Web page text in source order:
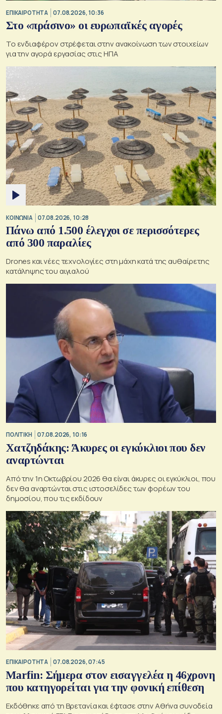
ΕΠΙΚΑΙΡΟΤΗΤΑ 07.08.2026, 10:36
Στο «πράσινο» οι ευρωπαϊκές αγορές
Το ενδιαφέρον στρέφεται στην ανακοίνωση των στοιχείων
για την αγορά εργασίας στις ΗΠΑ
ΚΟΙΝΩΝΙΑ 07.08.2026, 10:28
Πάνω από 1.500 έλεγχοι σε περισσότερες
από 300 παραλίες
Drones και νέες τεχνολογίες στη μάχη κατά της αυθαίρετης
κατάληψης του αιγιαλού
ΠΟΛΙΤΙΚΗ 07.08.2026, 10:16
Χατζηδάκης: Άκυρες οι εγκύκλιοι που δεν
αναρτώνται
Από την 1η Οκτωβρίου 2026 θα είναι άκυρες οι εγκύκλιοι, που
δεν θα αναρτώνται στις ιστοσελίδες των φορέων του
δημοσίου, που τις εκδίδουν
ΕΠΙΚΑΙΡΟΤΗΤΑ 07.08.2026, 07:45
Marfin: Σήμερα στον εισαγγελέα η 46χρονη
που κατηγορείται για την φονική επίθεση
Εκδόθηκε από τη Βρετανία και έφτασε στην Αθήνα συνοδεία